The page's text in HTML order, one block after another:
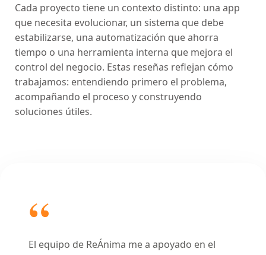
Cada proyecto tiene un contexto distinto: una app
que necesita evolucionar, un sistema que debe
estabilizarse, una automatización que ahorra
tiempo o una herramienta interna que mejora el
control del negocio. Estas reseñas reflejan cómo
trabajamos: entendiendo primero el problema,
acompañando el proceso y construyendo
soluciones útiles.
El equipo de ReÁnima me a apoyado en el